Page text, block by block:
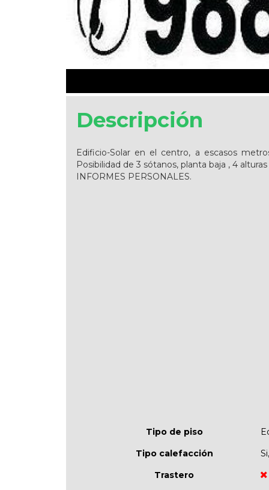
Descripción
Edificio-Solar en el centro, a escasos
Posibilidad de 3 sótanos, planta baja , 4
INFORMES PERSONALES.
Tipo de piso
Tipo calefacción
Trastero